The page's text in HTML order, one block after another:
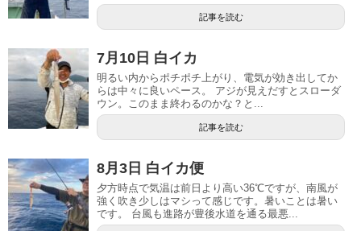
記事を読む
7月10日 白イカ
明るい内からポチポチ上がり、電気が効き出してか
らは中々に良いペース。 アジが見えだすとスローダ
ウン。このまま終わるのかな？と...
記事を読む
8月3日 白イカ便
夕方時点で気温は前日より高い36℃ですが、南風が
強く吹き少しはマシって感じです。暑いことは暑い
です。 台風も進路が豊後水道を通る最悪...